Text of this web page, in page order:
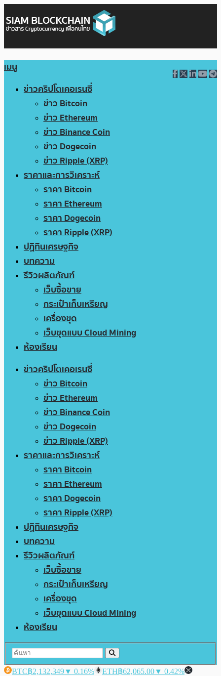
เมนู
ข่าวคริปโตเคอเรนซี่
ข่าว Bitcoin
ข่าว Ethereum
ข่าว Binance Coin
ข่าว Dogecoin
ข่าว Ripple (XRP)
ราคาและการวิเคราะห์
ราคา Bitcoin
ราคา Ethereum
ราคา Dogecoin
ราคา Ripple (XRP)
ปฏิทินเศรษฐกิจ
บทความ
รีวิวผลิตภัณฑ์
เว็บซื้อขาย
กระเป๋าเก็บเหรียญ
เครื่องขุด
เว็บขุดแบบ Cloud Mining
ห้องเรียน
ข่าวคริปโตเคอเรนซี่
ข่าว Bitcoin
ข่าว Ethereum
ข่าว Binance Coin
ข่าว Dogecoin
ข่าว Ripple (XRP)
ราคาและการวิเคราะห์
ราคา Bitcoin
ราคา Ethereum
ราคา Dogecoin
ราคา Ripple (XRP)
ปฏิทินเศรษฐกิจ
บทความ
รีวิวผลิตภัณฑ์
เว็บซื้อขาย
กระเป๋าเก็บเหรียญ
เครื่องขุด
เว็บขุดแบบ Cloud Mining
ห้องเรียน
BTC฿2,132,349▼ 0.16% ETH฿62,065.00▼ 0.42%